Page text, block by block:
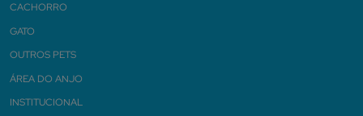
CACHORRO
GATO
OUTROS PETS
ÁREA DO ANJO
INSTITUCIONAL